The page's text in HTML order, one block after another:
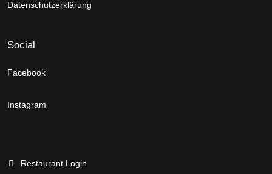
Datenschutzerklärung
Social
Facebook
Instagram
Restaurant Login